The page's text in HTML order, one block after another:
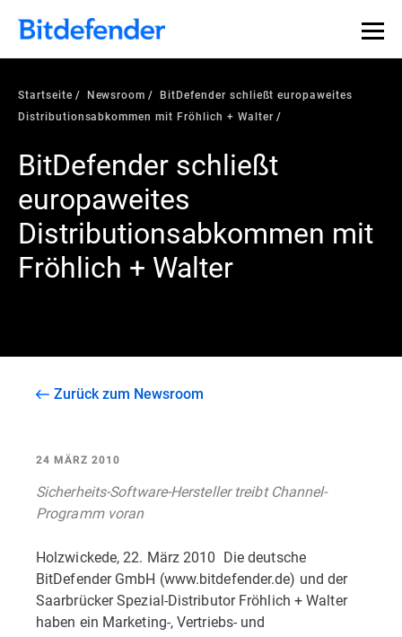
Startseite Newsroom
BitDefender schließt europaweites
Distributionsabkommen mit Fröhlich + Walter
BitDefender schließt
europaweites
Distributionsabkommen mit
Fröhlich + Walter
Zurück zum Newsroom
24 MÄRZ 2010
Sicherheits-Software-Hersteller treibt Channel-
Programm voran
Holzwickede, 22. März 2010  Die deutsche
BitDefender GmbH (www.bitdefender.de) und der
Saarbrücker Spezial-Distributor Fröhlich + Walter
haben ein Marketing-, Vertriebs- und